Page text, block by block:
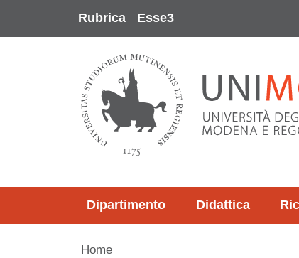
Rubrica Esse3
Dipartimento Didattica
Home